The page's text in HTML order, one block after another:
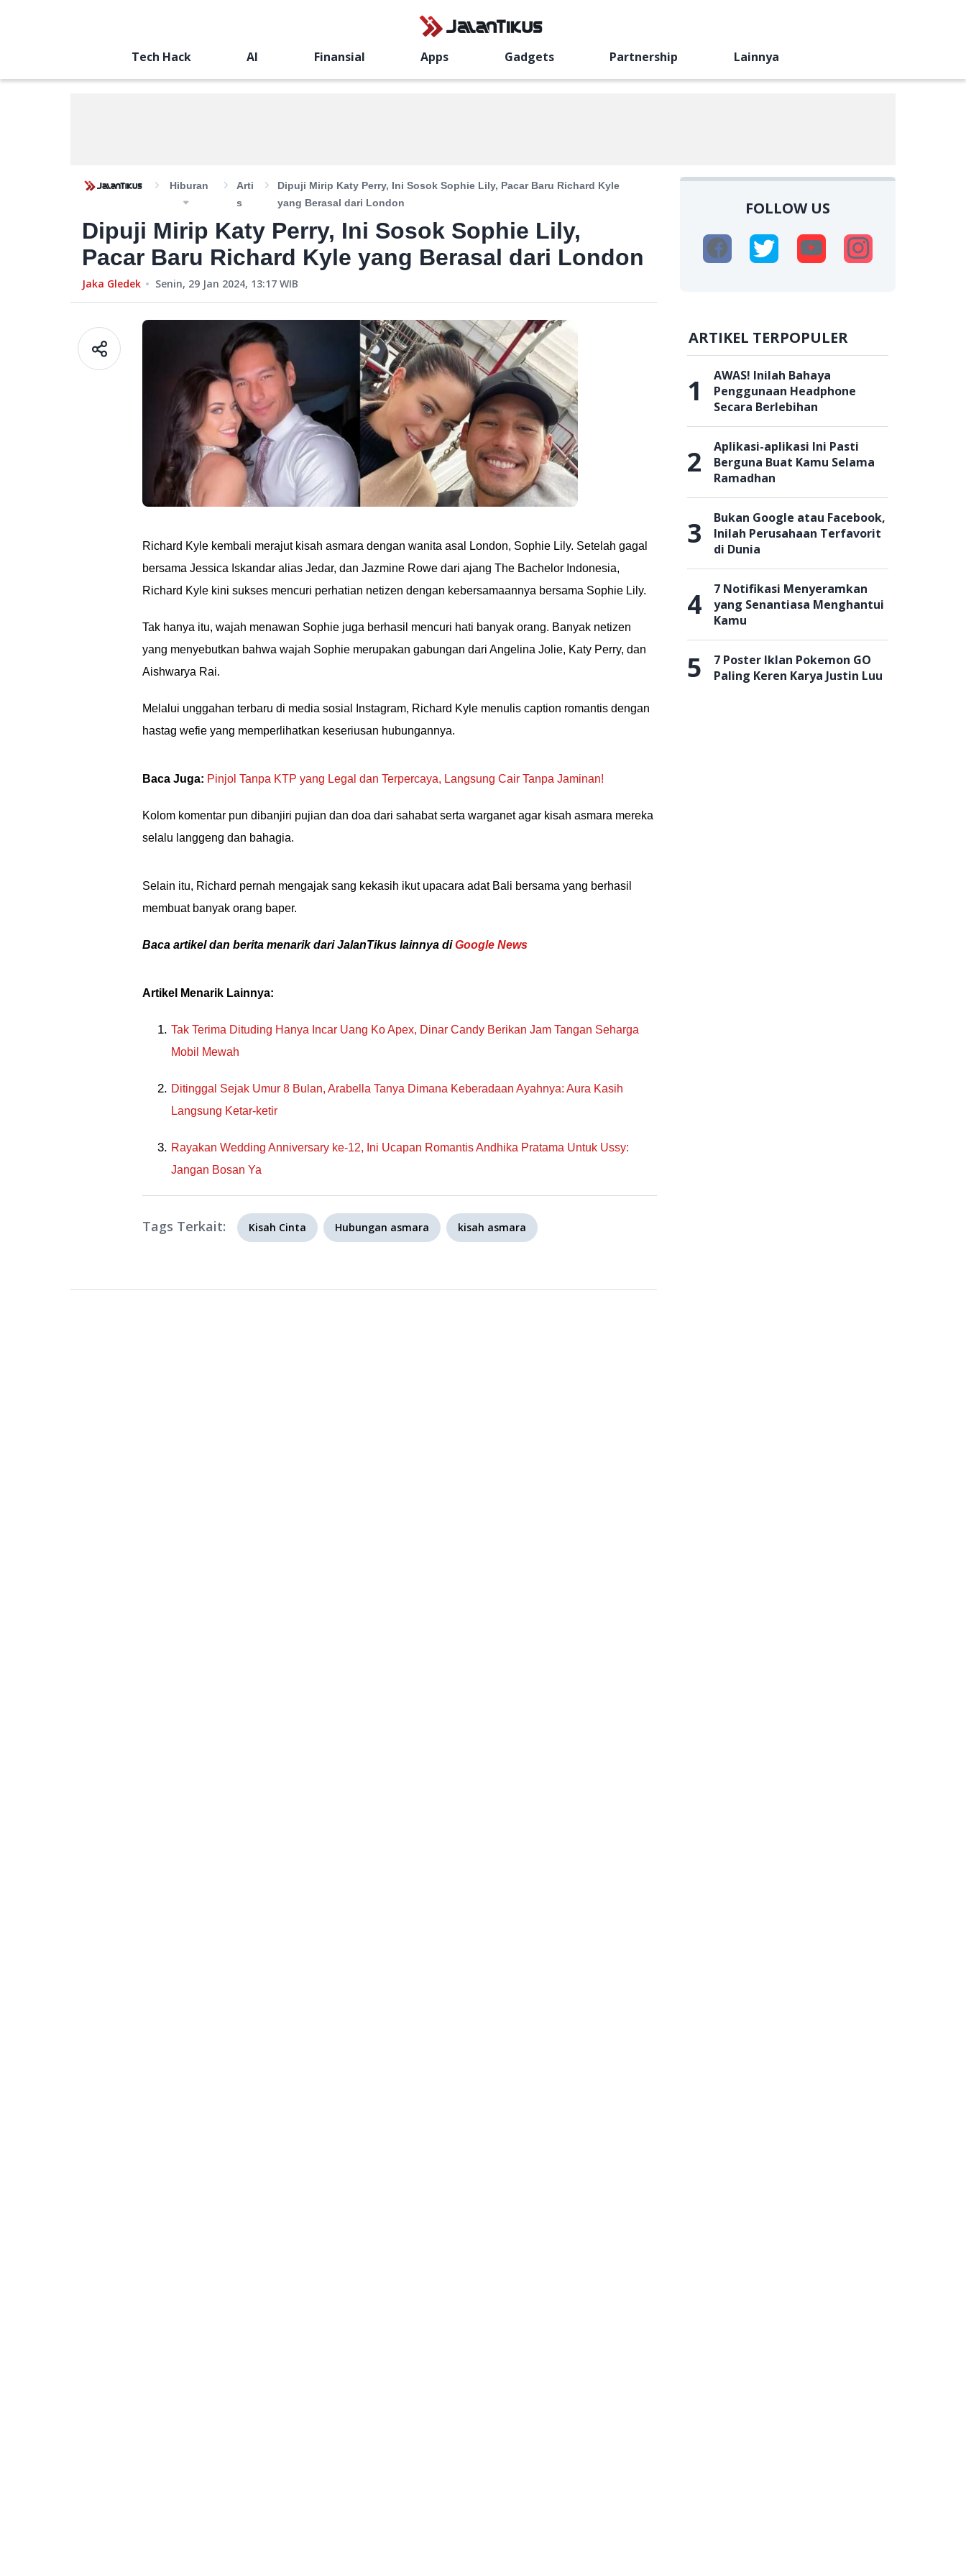
Tech Hack AI Finansial Apps Gadgets Partnership Lainnya
Hiburan
Arti
S
Dipuji Mirip Katy Perry, Ini Sosok Sophie Lily, Pacar Baru Richard Kyle
yang Berasal dari London
Dipuji Mirip Katy Perry, Ini Sosok Sophie Lily,
Pacar Baru Richard Kyle yang Berasal dari London
Jaka Gledek Senin, 29 Jan 2024, 13:17 WIB
Richard Kyle kembali merajut kisah asmara dengan wanita asal London, Sophie Lily. Setelah gagal
bersama Jessica Iskandar alias Jedar, dan Jazmine Rowe dari ajang The Bachelor Indonesia,
Richard Kyle kini sukses mencuri perhatian netizen dengan kebersamaannya bersama Sophie Lily.
Tak hanya itu, wajah menawan Sophie juga berhasil mencuri hati banyak orang. Banyak netizen
yang menyebutkan bahwa wajah Sophie merupakan gabungan dari Angelina Jolie, Katy Perry, dan
Aishwarya Rai.
Melalui unggahan terbaru di media sosial Instagram, Richard Kyle menulis caption romantis dengan
hastag wefie yang memperlihatkan keseriusan hubungannya.
Baca Juga: Pinjol Tanpa KTP yang Legal dan Terpercaya, Langsung Cair Tanpa Jaminan!
Kolom komentar pun dibanjiri pujian dan doa dari sahabat serta warganet agar kisah asmara mereka
selalu langgeng dan bahagia.
Selain itu, Richard pernah mengajak sang kekasih ikut upacara adat Bali bersama yang berhasil
membuat banyak orang baper.
Baca artikel dan berita menarik dari JalanTikus lainnya diGoogle News
Artikel Menarik Lainnya:
Tak Terima Dituding Hanya Incar Uang Ko Apex, Dinar Candy Berikan Jam Tangan Seharga
Mobil Mewah
Ditinggal Sejak Umur 8 Bulan, Arabella Tanya Dimana Keberadaan Ayahnya: Aura Kasih
Langsung Ketar-ketir
Rayakan Wedding Anniversary ke-12, Ini Ucapan Romantis Andhika Pratama Untuk Ussy:
Jangan Bosan Ya
Tags Terkait: Kisah Cinta Hubungan asmara kisah asmara
FOLLOW US
ARTIKEL TERPOPULER
1
AWAS! Inilah Bahaya
Penggunaan Headphone
Secara Berlebihan
2
Aplikasi-aplikasi Ini Pasti
Berguna Buat Kamu Selama
Ramadhan
3
Bukan Google atau Facebook,
Inilah Perusahaan Terfavorit
di Dunia
4
7 Notifikasi Menyeramkan
yang Senantiasa Menghantui
Kamu
5
7 Poster Iklan Pokemon GO
Paling Keren Karya Justin Luu